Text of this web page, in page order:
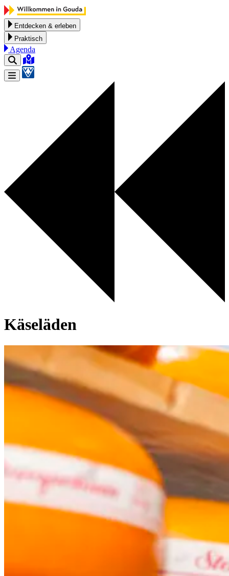
Zum Inhalt springen
Entdecken & erleben
Praktisch
Agenda
Käseläden